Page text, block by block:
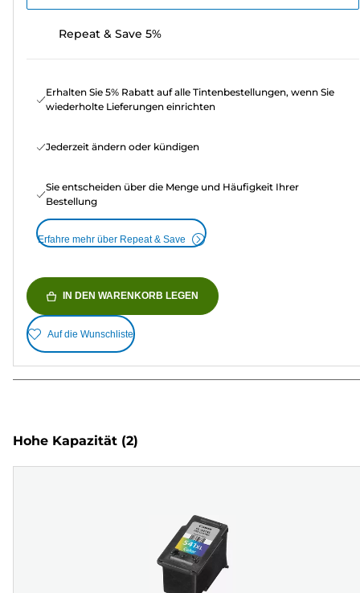
Repeat & Save 5%
Erhalten Sie 5% Rabatt auf alle Tintenbestellungen, wenn Sie
wiederholte Lieferungen einrichten
Jederzeit ändern oder kündigen
Sie entscheiden über die Menge und Häufigkeit Ihrer
Bestellung
Erfahre mehr über Repeat & Save
IN DEN WARENKORB LEGEN
Auf die Wunschliste
Hohe Kapazität (2)